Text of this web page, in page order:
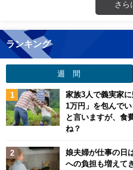
さら
ランキング
週 間
家族3人で義実家
1万円」を包んで
と言いますが、食
ね？
娘夫婦が仕事の日
への負担も増えて